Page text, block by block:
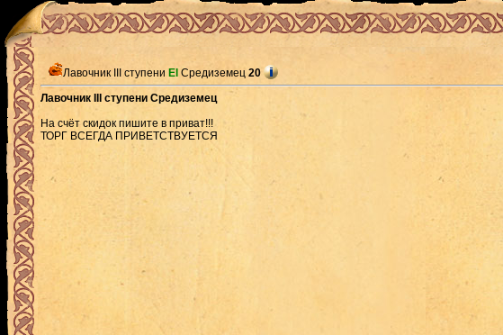
Лавочник III ступени El Средиземец 20
Лавочник III ступени Средиземец
На счёт скидок пишите в приват!!!
ТОРГ ВСЕГДА ПРИВЕТСТВУЕТСЯ